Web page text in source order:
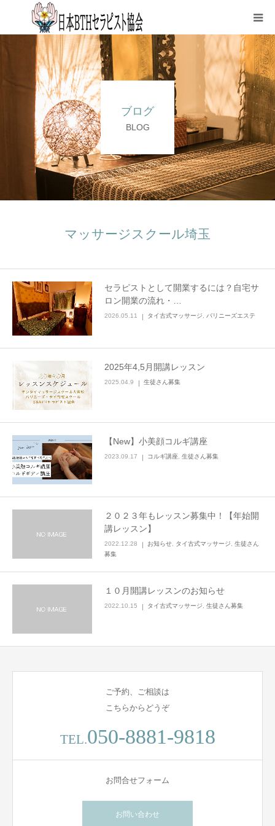
ブログ
BLOG
マッサージスクール埼玉
セラピストとして開業するには？自宅サ
ロン開業の流れ・…
2026.05.11 タイ古式マッサージ バリニーズエステ
2025年4,5月開講レッスン
2025.04.9 生徒さん募集
【New】小美顔コルギ講座
2023.09.17 コルギ講座, 生徒さん募集
２０２３年もレッスン募集中！【年始開
講レッスン】
2022.12.28 お知らせ タイ古式マッサージ
生徒さん
募集
１０月開講レッスンのお知らせ
2022.10.15 タイ古式マッサージ 生徒さん募集
ご予約、ご相談は
こちらからどうぞ
TEL.050-8881-9818
お問合せフォーム
お問い合わせ
HOME
協会について
資格取得
各種申込
施術を受ける
特商法